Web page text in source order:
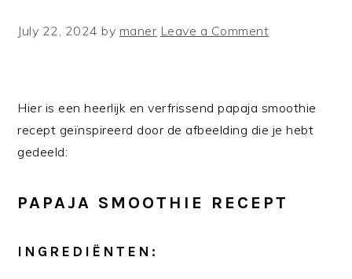
July 22, 2024 by maner Leave a Comment
Hier is een heerlijk en verfrissend papaja smoothie
recept geïnspireerd door de afbeelding die je hebt
gedeeld:
PAPAJA SMOOTHIE RECEPT
INGREDIËNTEN: